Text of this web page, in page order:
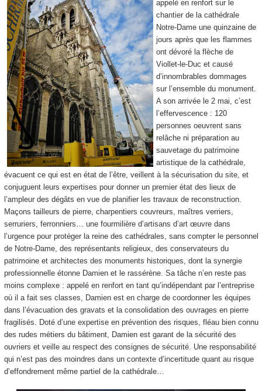
appelé en renfort sur le
chantier de la cathédrale
Notre-Dame une quinzaine de
jours après que les flammes
ont dévoré la flèche de
Viollet-le-Duc et causé
d’innombrables dommages
sur l’ensemble du monument.
A son arrivée le 2 mai, c’est
l’effervescence : 120
personnes oeuvrent sans
relâche ni préparation au
sauvetage du patrimoine
artistique de la cathédrale,
évacuent ce qui est en état de l’être, veillent à la sécurisation du site, et
conjuguent leurs expertises pour donner un premier état des lieux de
l’ampleur des dégâts en vue de planifier les travaux de reconstruction.
Maçons tailleurs de pierre, charpentiers couvreurs, maîtres verriers,
serruriers, ferronniers… une fourmilière d’artisans d’art œuvre dans
l’urgence pour protéger la reine des cathédrales, sans compter le personnel
de Notre-Dame, des représentants religieux, des conservateurs du
patrimoine et architectes des monuments historiques, dont la synergie
professionnelle étonne Damien et le rassérène. Sa tâche n’en reste pas
moins complexe : appelé en renfort en tant qu’indépendant par l’entreprise
où il a fait ses classes, Damien est en charge de coordonner les équipes
dans l’évacuation des gravats et la consolidation des ouvrages en pierre
fragilisés. Doté d’une expertise en prévention des risques, fléau bien connu
des rudes métiers du bâtiment, Damien est garant de la sécurité des
ouvriers et veille au respect des consignes de sécurité. Une responsabilité
qui n’est pas des moindres dans un contexte d’incertitude quant au risque
d’effondrement même partiel de la cathédrale…